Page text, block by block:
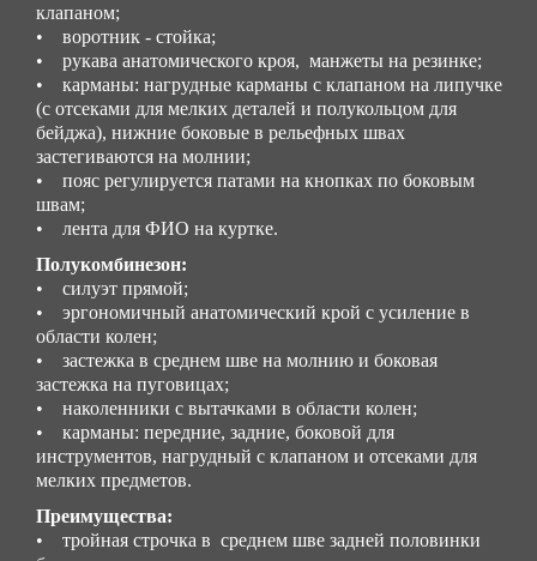
клапаном;
• воротник - стойка;
• рукава анатомического кроя, манжеты на резинке;
• карманы: нагрудные карманы с клапаном на липучке
(с отсеками для мелких деталей и полукольцом для
бейджа), нижние боковые в рельефных швах
застегиваются на молнии;
• пояс регулируется патами на кнопках по боковым
швам;
• лента для ФИО на куртке.
Полукомбинезон:
• силуэт прямой;
• эргономичный анатомический крой с усиление в
области колен;
• застежка в среднем шве на молнию и боковая
застежка на пуговицах;
• наколенники с вытачками в области колен;
• карманы: передние, задние, боковой для
инструментов, нагрудный с клапаном и отсеками для
мелких предметов.
Преимущества:
• тройная строчка в среднем шве задней половинки